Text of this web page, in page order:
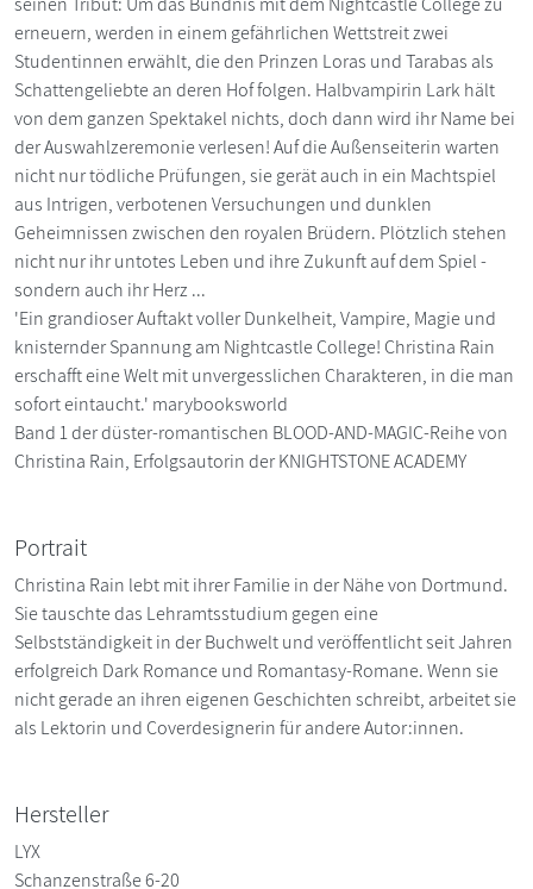
erneuern, werden in einem gefährlichen Wettstreit zwei
Studentinnen erwählt, die den Prinzen Loras und Tarabas als
Schattengeliebte an deren Hof folgen. Halbvampirin Lark hält
von dem ganzen Spektakel nichts, doch dann wird ihr Name bei
der Auswahlzeremonie verlesen! Auf die Außenseiterin warten
nicht nur tödliche Prüfungen, sie gerät auch in ein Machtspiel
aus Intrigen, verbotenen Versuchungen und dunklen
Geheimnissen zwischen den royalen Brüdern. Plötzlich stehen
nicht nur ihr untotes Leben und ihre Zukunft auf dem Spiel -
sondern auch ihr Herz ...
'Ein grandioser Auftakt voller Dunkelheit, Vampire, Magie und
knisternder Spannung am Nightcastle College! Christina Rain
erschafft eine Welt mit unvergesslichen Charakteren, in die man
sofort eintaucht.' marybooksworld
Band 1 der düster-romantischen BLOOD-AND-MAGIC-Reihe von
Christina Rain, Erfolgsautorin der KNIGHTSTONE ACADEMY
Portrait
Christina Rain lebt mit ihrer Familie in der Nähe von Dortmund.
Sie tauschte das Lehramtsstudium gegen eine
Selbstständigkeit in der Buchwelt und veröffentlicht seit Jahren
erfolgreich Dark Romance und Romantasy-Romane. Wenn sie
nicht gerade an ihren eigenen Geschichten schreibt, arbeitet sie
als Lektorin und Coverdesignerin für andere Autor:innen.
Hersteller
LYX
Schanzenstraße 6-20